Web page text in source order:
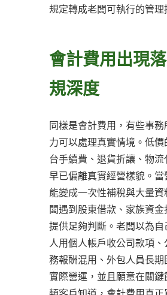
規定轉成老闆可執行的管
會計費用出現
規深度
同樣是會計費用，有些事
力可以處理真實情境。低
台手續費、退貨折讓、物
早已偏離真實經營樣貌。
能變成一次性補稅與大量
闆遇到股東借款、家族資
提供足夠判斷。老闆以為
人用個人帳戶收公司款項
務報酬混用、外包人員長
實際營運，並且願意在關